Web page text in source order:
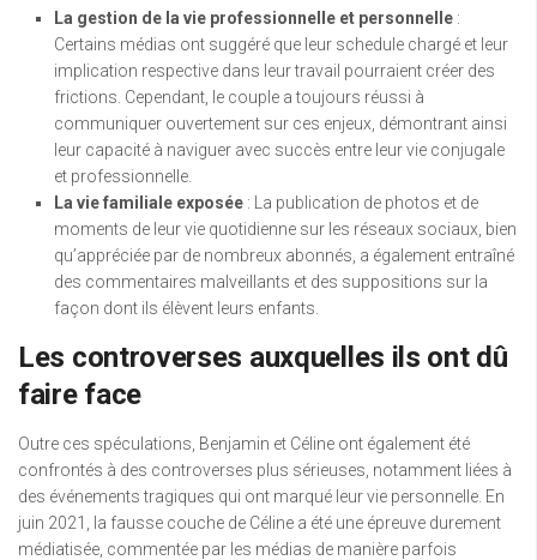
La gestion de la vie professionnelle et personnelle :
Certains médias ont suggéré que leur schedule chargé et leur
implication respective dans leur travail pourraient créer des
frictions. Cependant, le couple a toujours réussi à
communiquer ouvertement sur ces enjeux, démontrant ainsi
leur capacité à naviguer avec succès entre leur vie conjugale
et professionnelle.
La vie familiale exposée : La publication de photos et de
moments de leur vie quotidienne sur les réseaux sociaux, bien
qu’appréciée par de nombreux abonnés, a également entraîné
des commentaires malveillants et des suppositions sur la
façon dont ils élèvent leurs enfants.
Les controverses auxquelles ils ont dû
faire face
Outre ces spéculations, Benjamin et Céline ont également été
confrontés à des controverses plus sérieuses, notamment liées à
des événements tragiques qui ont marqué leur vie personnelle. En
juin 2021, la fausse couche de Céline a été une épreuve durement
médiatisée, commentée par les médias de manière parfois